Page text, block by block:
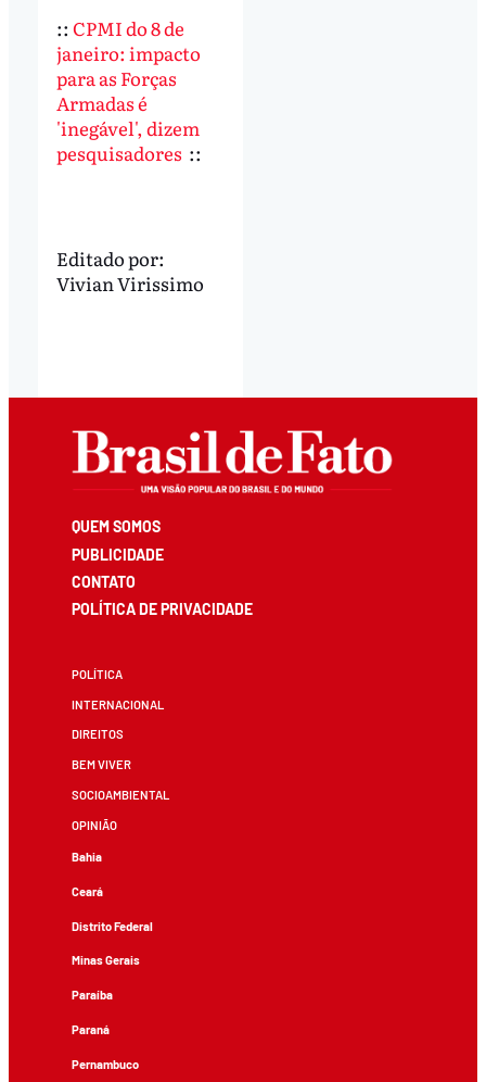
:: CPMI do 8 de
janeiro: impacto
para as Forças
Armadas é
'inegável', dizem
pesquisadores ::
Editado por:
Vivian Virissimo
QUEM SOMOS
PUBLICIDADE
CONTATO
POLÍTICA DE PRIVACIDADE
POLÍTICA
INTERNACIONAL
DIREITOS
BEM VIVER
SOCIOAMBIENTAL
OPINIÃO
Bahia
Ceará
Distrito Federal
Minas Gerais
Paraíba
Paraná
Pernambuco